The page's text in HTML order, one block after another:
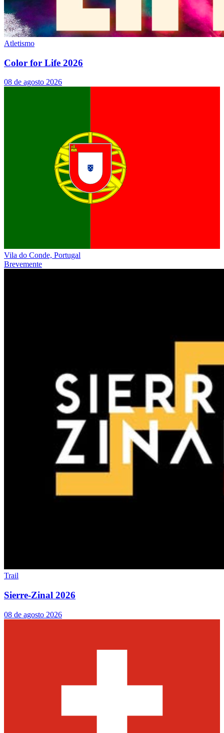
Atletismo
Color for Life 2026
08 de agosto 2026
Vila do Conde, Portugal
Brevemente
Trail
Sierre-Zinal 2026
08 de agosto 2026